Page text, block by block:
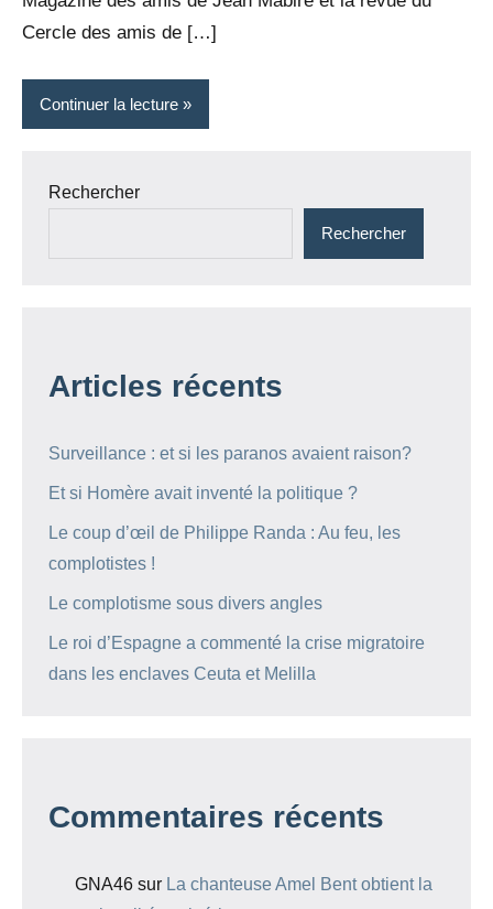
Cercle des amis de […]
Continuer la lecture
Rechercher
Rechercher
Articles récents
Surveillance : et si les paranos avaient raison?
Et si Homère avait inventé la politique ?
Le coup d’œil de Philippe Randa : Au feu, les
complotistes !
Le complotisme sous divers angles
Le roi d’Espagne a commenté la crise migratoire
dans les enclaves Ceuta et Melilla
Commentaires récents
GNA46 sur La chanteuse Amel Bent obtient la